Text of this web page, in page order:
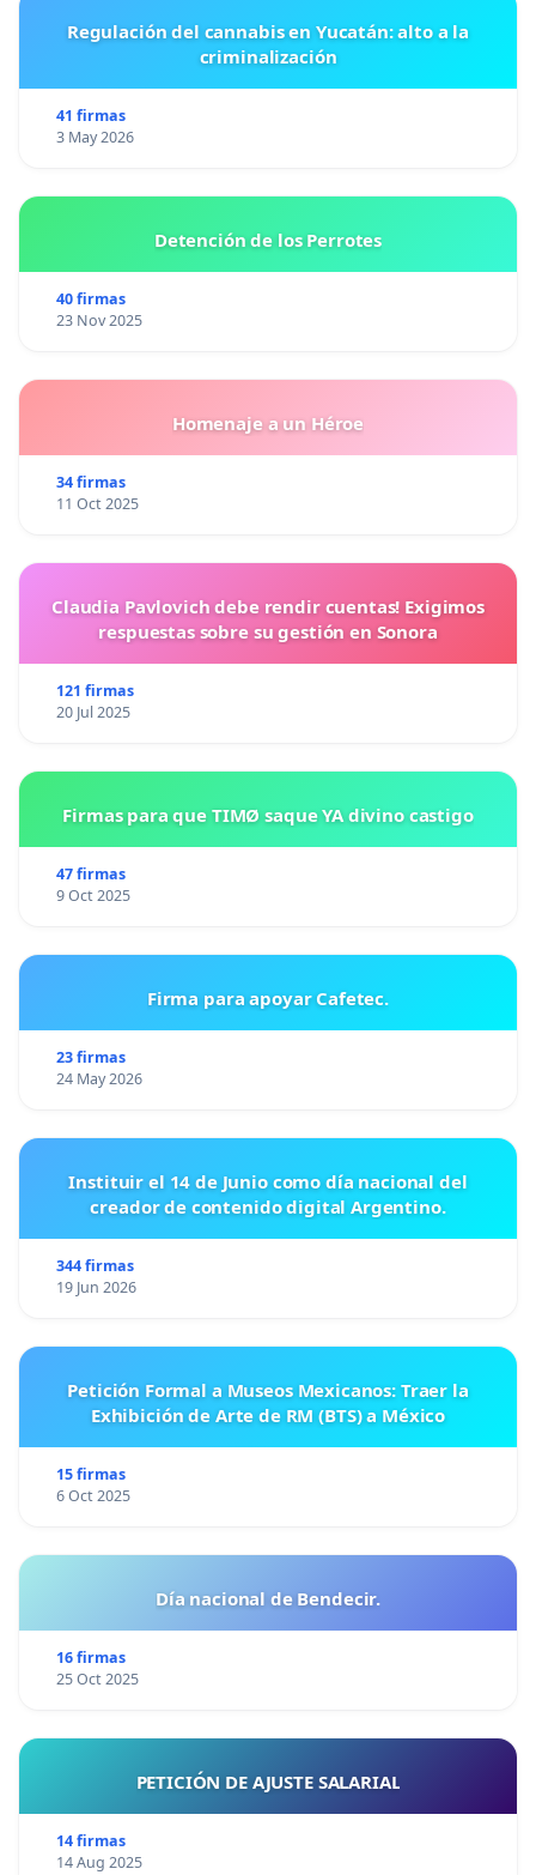
Regulación del cannabis en Yucatán: alto a la
criminalización
41 firmas
3 May 2026
Detención de los Perrotes
40 firmas
23 Nov 2025
Homenaje a un Héroe
34 firmas
11 Oct 2025
Claudia Pavlovich debe rendir cuentas! Exigimos
respuestas sobre su gestión en Sonora
121 firmas
20 Jul 2025
Firmas para que TIMØ saque YA divino castigo
47 firmas
9 Oct 2025
Firma para apoyar Cafetec.
23 firmas
24 May 2026
Instituir el 14 de Junio como día nacional del
creador de contenido digital Argentino.
344 firmas
19 Jun 2026
Petición Formal a Museos Mexicanos: Traer la
Exhibición de Arte de RM (BTS) a México
15 firmas
6 Oct 2025
Día nacional de Bendecir.
16 firmas
25 Oct 2025
PETICIÓN DE AJUSTE SALARIAL
14 firmas
14 Aug 2025